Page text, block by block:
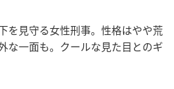
を見守る女性刑事。性格はやや荒
な一面も。クールな見た目とのギ